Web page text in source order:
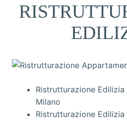
Ristrutturazione
Milano
Ristrutturazione